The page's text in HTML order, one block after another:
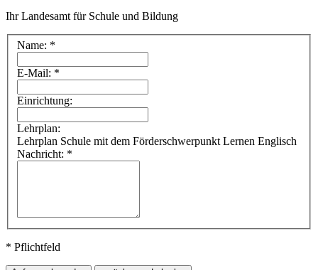
Ihr Landesamt für Schule und Bildung
Name: *
E-Mail: *
Einrichtung:
Lehrplan:
Lehrplan Schule mit dem Förderschwerpunkt Lernen Englisch
Nachricht: *
* Pflichtfeld